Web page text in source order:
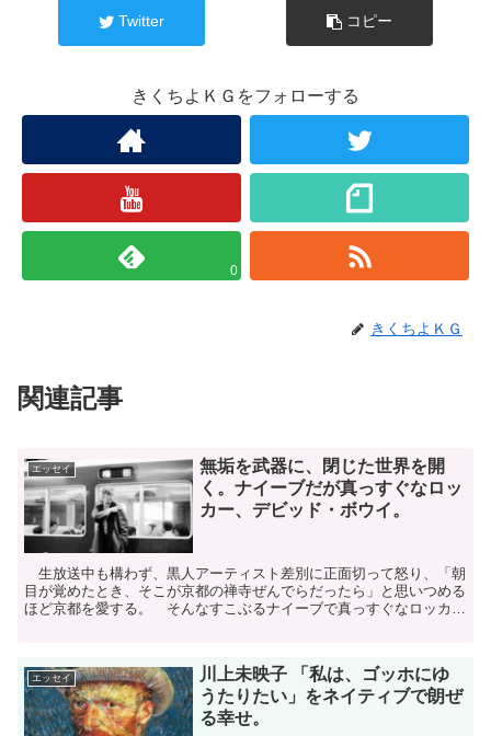
Twitter コピー
きくちよＫＧをフォローする
0
きくちよＫＧ
関連記事
エッセイ
無垢を武器に、閉じた世界を開
く。ナイーブだが真っすぐなロッ
カー、デビッド・ボウイ。
生放送中も構わず、黒人アーティスト差別に正面切って怒り、「朝
目が覚めたとき、そこが京都の禅寺ぜんでらだったら」と思いつめる
ほど京都を愛する。 そんなすこぶるナイーブで真っすぐなロッカ
エッセイ
川上未映子 「私は、ゴッホにゆ
うたりたい」をネイティブで朗ぜ
る幸せ。